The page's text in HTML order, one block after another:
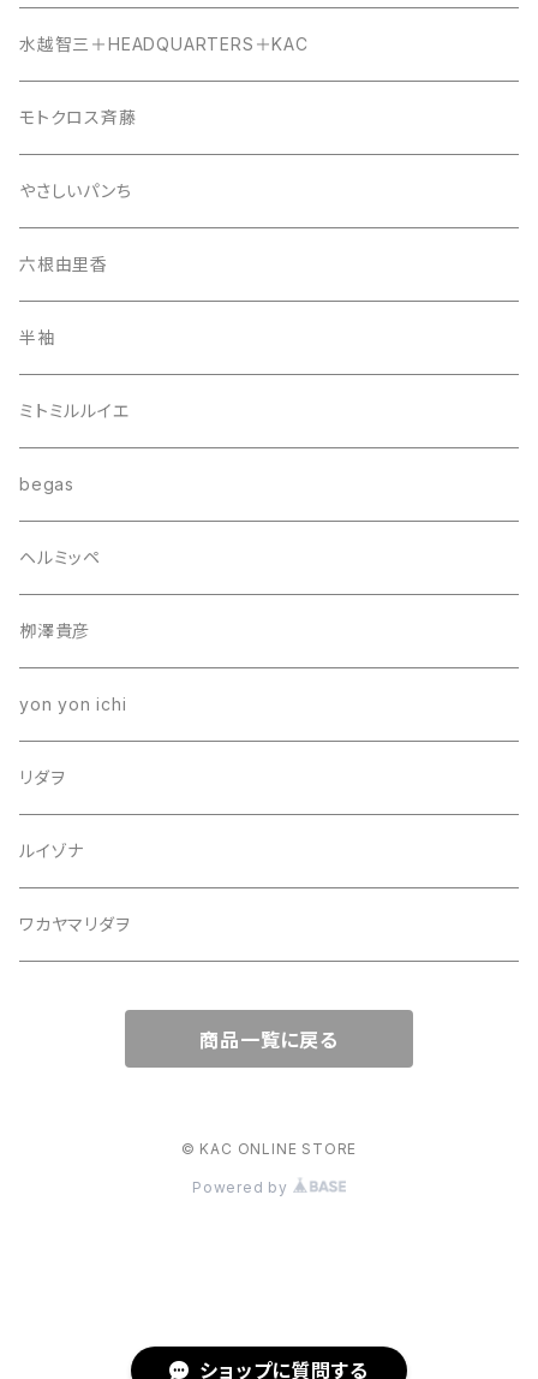
ショップに質問する
水越智三＋HEADQUARTERS＋KAC
モトクロス斉藤
やさしいパンち
六根由里香
半袖
ミトミルルイエ
begas
ヘルミッペ
栁澤貴彦
yon yon ichi
リダヲ
ルイゾナ
ワカヤマリダヲ
商品一覧に戻る
© KAC ONLINE STORE
Powered by